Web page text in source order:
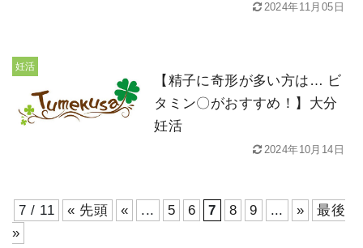
2024年11月05日
妊活
【精子に奇形が多い方は… ビ
タミン〇がおすすめ！】大分
妊活
2024年10月14日
7 / 11 « 先頭 « ... 5 6 7 8 9 ... »
最後
»